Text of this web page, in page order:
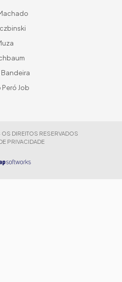
Peró Job
DIREITOS RESERVADOS
PRIVACIDADE